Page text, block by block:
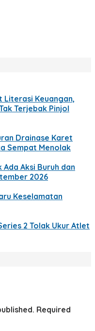
Literasi Keuangan,
Terjebak Pinjol
Drainase Karet
Sempat Menolak
Ada Aksi Buruh dan
2026
Keselamatan
2 Tolak Ukur Atlet
Required